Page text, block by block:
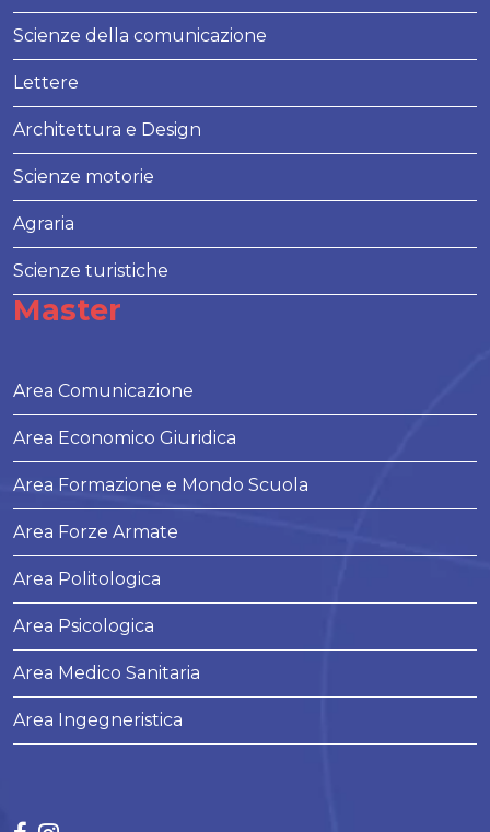
Scienze della comunicazione
Lettere
Architettura e Design
Scienze motorie
Agraria
Scienze turistiche
Master
Area Comunicazione
Area Economico Giuridica
Area Formazione e Mondo Scuola
Area Forze Armate
Area Politologica
Area Psicologica
Area Medico Sanitaria
Area Ingegneristica